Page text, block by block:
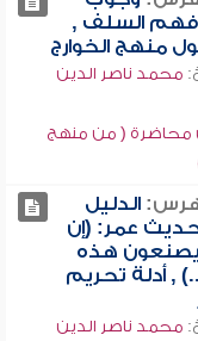
فهم السلف ,
منهج الخوارج
محمد ناصر الدين
محاضرة ( من منهج
الدليل
حديث عمر: (إن
يصنعون هذه
, أدلة تحريم
محمد ناصر الدين